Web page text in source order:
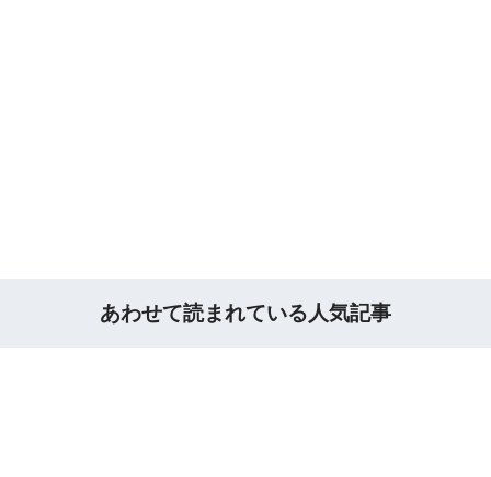
あわせて読まれている人気記事